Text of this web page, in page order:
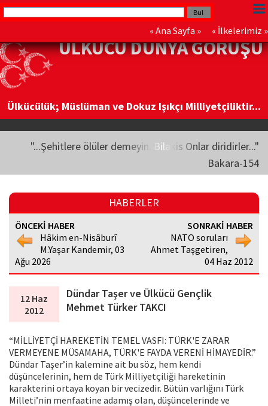
« Ana Sayfa » « İlkelerimiz »
ÜLKÜCÜ DÜNYA GÖRÜŞÜ
Ülkücülük; Müslüman ve Dokuz Işıkçı Milliyetçiliktir...
"...Şehitlere ölüler demeyin. Bilakis Onlar diridirler..."
Bakara-154
HABERLER
ÖNCEKİ HABER
Hâkim en-Nisâburî
M.Yaşar Kandemir, 03
Ağu 2026
SONRAKİ HABER
NATO soruları
Ahmet Taşgetiren,
04 Haz 2012
12 Haz
2012
Dündar Taşer ve Ülkücü Gençlik
Mehmet Türker TAKCI
“MİLLİYETÇİ HAREKETİN TEMEL VASFI: TÜRK'E ZARAR
VERMEYENE MÜSAMAHA, TÜRK'E FAYDA VERENİ HİMAYEDİR.”
Dündar Taşer’in kalemine ait bu söz, hem kendi
düşüncelerinin, hem de Türk Milliyetçiliği hareketinin
karakterini ortaya koyan bir vecizedir. Bütün varlığını Türk
Milleti’nin menfaatine adamış olan, düşüncelerinde ve